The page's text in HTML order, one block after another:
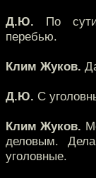
Д.Ю. По
перебью.
Клим Жуков.
Д.Ю. С
Клим Жуков.
деловым. Дела
уголовные.